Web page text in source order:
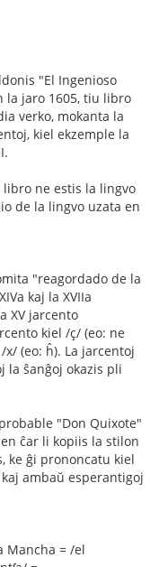
"El Ingenioso
la jaro 1605, tiu libro
verko, mokanta la
kiel ekzemple la
libro ne estis la lingvo
de la lingvo uzata en
"reagordado de la
kaj la XVIIa
XV jarcento
kiel /ç/ (eo: ne
x/ (eo: ĥ). La jarcentoj
la ŝanĝoj okazis pli
"Don Quixote"
ĉar li kopiis la stilon
ke ĝi prononcatu kiel
ambaŭ esperantigoj
Mancha = /el